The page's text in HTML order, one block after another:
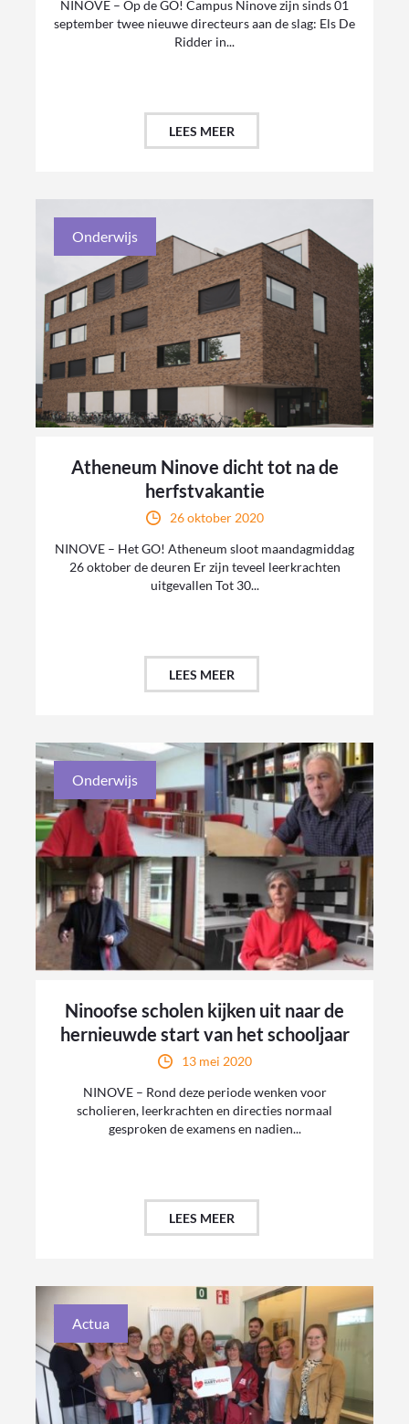
NINOVE – Op de GO! Campus Ninove zijn sinds 01
september twee nieuwe directeurs aan de slag: Els De
Ridder in...
LEES MEER
Onderwijs
Atheneum Ninove dicht tot na de
herfstvakantie
26 oktober 2020
NINOVE – Het GO! Atheneum sloot maandagmiddag
26 oktober de deuren Er zijn teveel leerkrachten
uitgevallen Tot 30...
LEES MEER
Onderwijs
Ninoofse scholen kijken uit naar de
hernieuwde start van het schooljaar
13 mei 2020
NINOVE – Rond deze periode wenken voor
scholieren, leerkrachten en directies normaal
gesproken de examens en nadien...
LEES MEER
Actua